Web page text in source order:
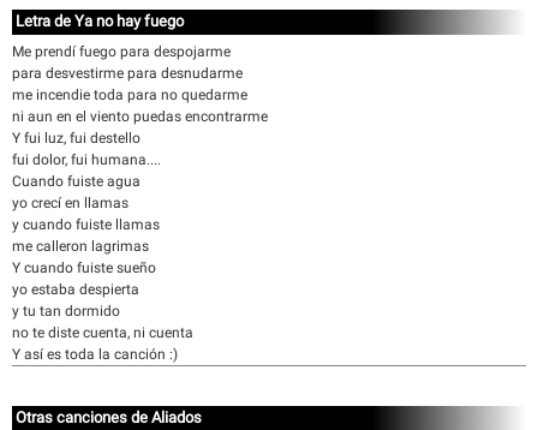
Letra de Ya no hay fuego
Me prendí fuego para despojarme
para desvestirme para desnudarme
me incendie toda para no quedarme
ni aun en el viento puedas encontrarme
Y fui luz, fui destello
fui dolor, fui humana....
Cuando fuiste agua
yo crecí en llamas
y cuando fuiste llamas
me calleron lagrimas
Y cuando fuiste sueño
yo estaba despierta
y tu tan dormido
no te diste cuenta, ni cuenta
Y así es toda la canción :)
Otras canciones de Aliados